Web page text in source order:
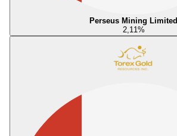
Perseus Mining Limited
2,11 %